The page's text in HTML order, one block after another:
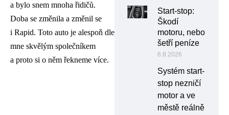
a bylo snem mnoha řidičů.
Doba se změnila a změnil se
i Rapid. Toto auto je alespoň dle
mne skvělým společníkem
a proto si o něm řekneme více.
Start-stop:
Škodí
motoru, nebo
šetří peníze
6.8.2026
Systém start-
stop nezničí
motor a ve
městě reálně